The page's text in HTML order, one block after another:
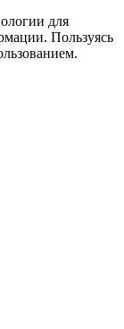
для
Пользуясь